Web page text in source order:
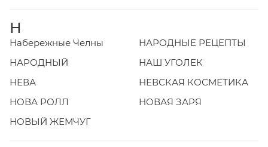
Н
Набережные Челны
НАРОДНЫЕ РЕЦЕПТЫ
НАРОДНЫЙ
НАШ УГОЛЕК
НЕВА
НЕВСКАЯ КОСМЕТИКА
НОВА РОЛЛ
НОВАЯ ЗАРЯ
НОВЫЙ ЖЕМЧУГ